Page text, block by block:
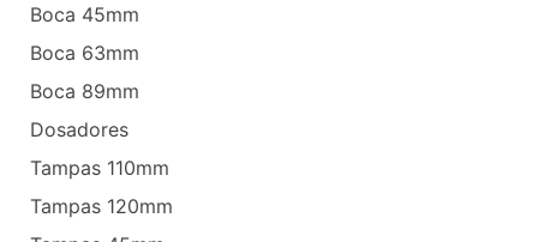
Boca 45mm
Boca 63mm
Boca 89mm
Dosadores
Tampas 110mm
Tampas 120mm